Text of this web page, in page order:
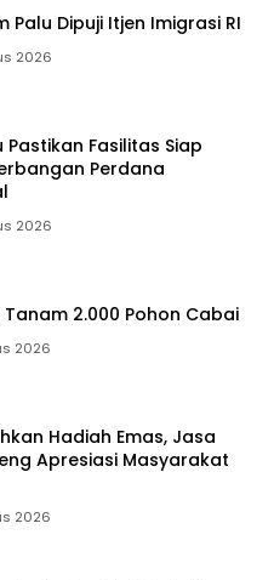
Palu Dipuji Itjen Imigrasi RI
2026
Pastikan Fasilitas Siap
Perdana
2026
Tanam 2.000 Pohon Cabai
2026
Hadiah Emas, Jasa
Apresiasi Masyarakat
2026